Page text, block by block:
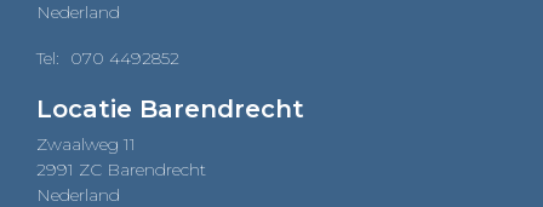
Nederland
Tel: 070 4492852
Locatie Barendrecht
Zwaalweg 11
2991 ZC Barendrecht
Nederland